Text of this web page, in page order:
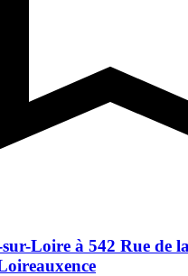
Loire à 542 Rue de